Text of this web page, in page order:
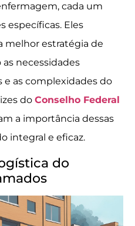
cada um
específicas. Eles
melhor estratégia de
necessidades
e as complexidades do
do Conselho Federal
a importância dessas
integral e eficaz.
do